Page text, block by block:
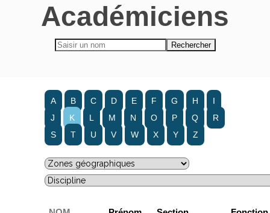
Académiciens
A B C D E F G H
I
J
K L M N O P Q
R
S
T U V W X Y Z